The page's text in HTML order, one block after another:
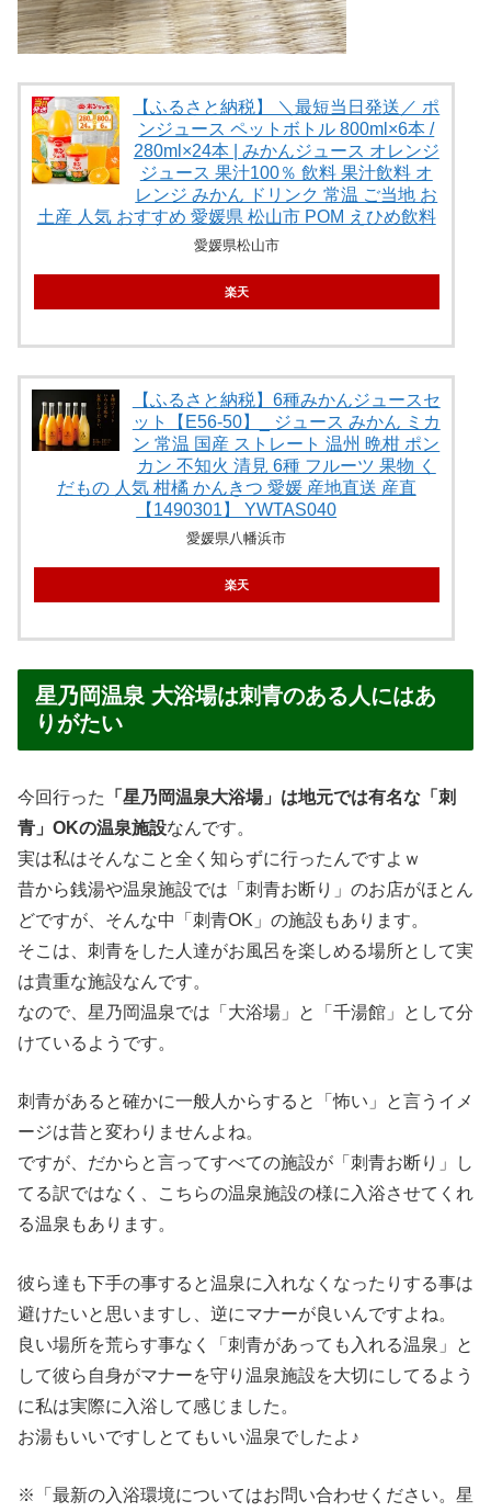
【ふるさと納税】 ＼最短当日発送／ ポ
ンジュース ペットボトル 800ml×6本 /
280ml×24本 | みかんジュース オレンジ
ジュース 果汁100％ 飲料 果汁飲料 オ
レンジ みかん ドリンク 常温 ご当地 お
土産 人気 おすすめ 愛媛県 松山市 POM えひめ飲料
愛媛県松山市
楽天
【ふるさと納税】6種みかんジュースセ
ット【E56-50】_ ジュース みかん ミカ
ン 常温 国産 ストレート 温州 晩柑 ポン
カン 不知火 清見 6種 フルーツ 果物 く
だもの 人気 柑橘 かんきつ 愛媛 産地直送 産直
【1490301】 YWTAS040
愛媛県八幡浜市
楽天
星乃岡温泉 大浴場は刺青のある人にはあ
りがたい
今回行った
「星乃岡温泉大浴場」は地元では有名な「刺
青」OKの温泉施設なんです。
実は私はそんなこと全く知らずに行ったんですよｗ
昔から銭湯や温泉施設では「刺青お断り」のお店がほとん
どですが、そんな中「刺青OK」の施設もあります。
そこは、刺青をした人達がお風呂を楽しめる場所として実
は貴重な施設なんです。
なので、星乃岡温泉では「大浴場」と「千湯館」として分
けているようです。
刺青があると確かに一般人からすると「怖い」と言うイメ
ージは昔と変わりませんよね。
ですが、だからと言ってすべての施設が「刺青お断り」し
てる訳ではなく、こちらの温泉施設の様に入浴させてくれ
る温泉もあります。
彼ら達も下手の事すると温泉に入れなくなったりする事は
避けたいと思いますし、逆にマナーが良いんですよね。
良い場所を荒らす事なく「刺青があっても入れる温泉」と
して彼ら自身がマナーを守り温泉施設を大切にしてるよう
に私は実際に入浴して感じました。
お湯もいいですしとてもいい温泉でしたよ♪
※「最新の入浴環境についてはお問い合わせください。星